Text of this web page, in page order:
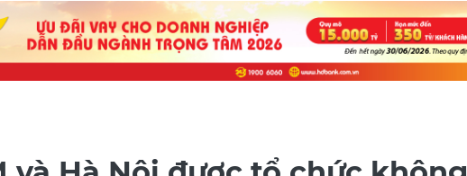
và Hà Nội được tổ chức không